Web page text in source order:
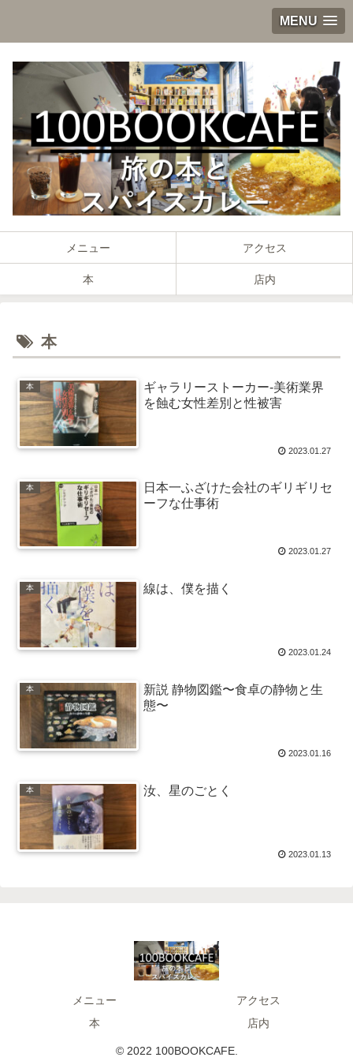
MENU
メニュー アクセス
本 店内
本
本
ギャラリーストーカー-美術業界
を蝕む女性差別と性被害
2023.01.27
本
日本一ふざけた会社のギリギリセ
ーフな仕事術
2023.01.27
本 線は、僕を描く
2023.01.24
本
新説 静物図鑑〜食卓の静物と生
態〜
2023.01.16
本 汝、星のごとく
2023.01.13
メニュー
アクセス
本
店内
© 2022 100BOOKCAFE.